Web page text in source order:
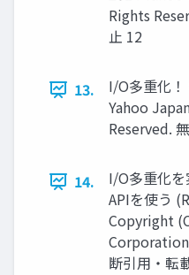
Rights
止 12
13.
I/O多重化
Yahoo
Reserved.
14.
I/O多重化を
APIを使う
Copyright
断引用・転